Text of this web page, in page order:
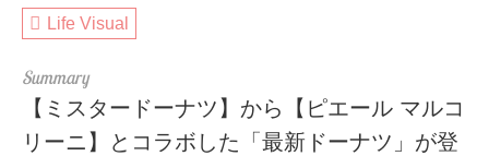
Life Visual
【ミスタードーナツ】から【ピエール マルコ
リーニ】とコラボした「最新ドーナツ」が登